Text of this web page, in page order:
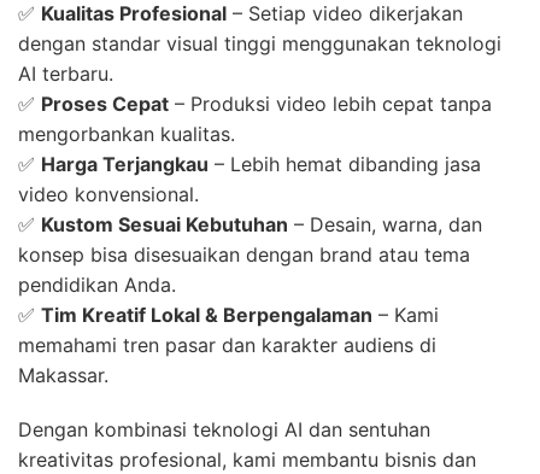
✅ Kualitas Profesional – Setiap video dikerjakan
dengan standar visual tinggi menggunakan teknologi
AI terbaru.
✅ Proses Cepat – Produksi video lebih cepat tanpa
mengorbankan kualitas.
✅ Harga Terjangkau – Lebih hemat dibanding jasa
video konvensional.
✅ Kustom Sesuai Kebutuhan – Desain, warna, dan
konsep bisa disesuaikan dengan brand atau tema
pendidikan Anda.
✅ Tim Kreatif Lokal & Berpengalaman – Kami
memahami tren pasar dan karakter audiens di
Makassar.
Dengan kombinasi teknologi AI dan sentuhan
kreativitas profesional, kami membantu bisnis dan